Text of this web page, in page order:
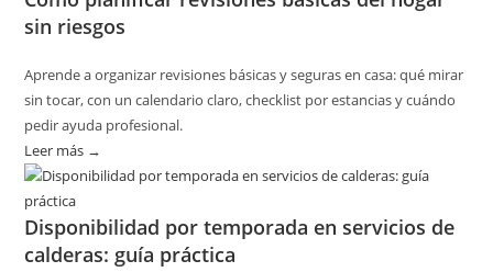
sin riesgos
Aprende a organizar revisiones básicas y seguras en casa: qué mirar
sin tocar, con un calendario claro, checklist por estancias y cuándo
pedir ayuda profesional.
Leer más →
Cómo
revisiones
básicas
Disponibilidad por temporada en servicios de
calderas: guía práctica